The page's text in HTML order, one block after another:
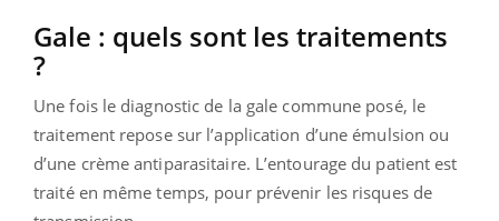
Gale : quels sont les traitements
?
Une fois le diagnostic de la gale commune posé, le
traitement repose sur l’application d’une émulsion ou
d’une crème antiparasitaire. L’entourage du patient est
traité en même temps, pour prévenir les risques de